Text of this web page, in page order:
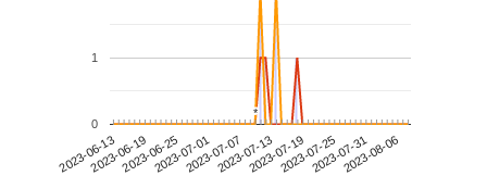
2023-06-132023-06-192023-06-252023-07-012023-07-072023-07-132023-07-192023-07-252023-07-312023-08-06
0
1
**